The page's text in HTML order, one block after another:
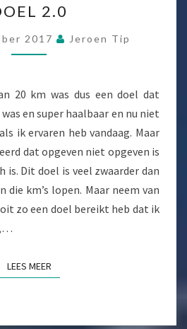
2.02.0
2017 Jeroen Tip
20 km was dus een doel dat
en super haalbaar en nu niet
ik ervaren heb vandaag. Maar
dat opgeven niet opgeven is
is. Dit doel is veel zwaarder dan
die km’s lopen. Maar neem van
zo een doel bereikt heb dat ik
LEES MEERLEES MEER